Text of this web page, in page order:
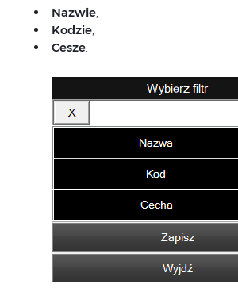
Nazwie,
Kodzie,
Cesze.